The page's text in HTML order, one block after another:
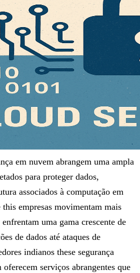
em nuvem abrangem uma ampla
para proteger dados,
associados à computação em
empresas movimentam mais
uma gama crescente de
de dados até ataques de
indianos these segurança
serviços abrangentes que